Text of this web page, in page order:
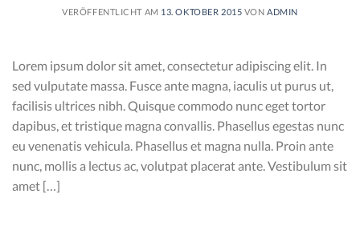
VERÖFFENTLICHT AM 13. OKTOBER 2015 VONADMIN
Lorem ipsum dolor sit amet, consectetur adipiscing elit. In
sed vulputate massa. Fusce ante magna, iaculis ut purus ut,
facilisis ultrices nibh. Quisque commodo nunc eget tortor
dapibus, et tristique magna convallis. Phasellus egestas nunc
eu venenatis vehicula. Phasellus et magna nulla. Proin ante
nunc, mollis a lectus ac, volutpat placerat ante. Vestibulum sit
amet […]